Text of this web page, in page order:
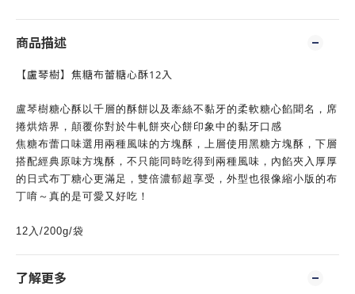
商品描述
【盧琴樹】焦糖布蕾糖心酥12入
盧琴樹糖心酥以千層的酥餅以及牽絲不黏牙的柔軟糖心餡聞名，席
捲烘焙界，顛覆你對於牛軋餅夾心餅印象中的黏牙口感
焦糖布蕾口味選用兩種風味的方塊酥，上層使用黑糖方塊酥，下層
搭配經典原味方塊酥，不只能同時吃得到兩種風味，內餡夾入厚厚
的日式布丁糖心更滿足，雙倍濃郁超享受，外型也很像縮小版的布
丁唷～真的是可愛又好吃！
12入/200g/袋
了解更多